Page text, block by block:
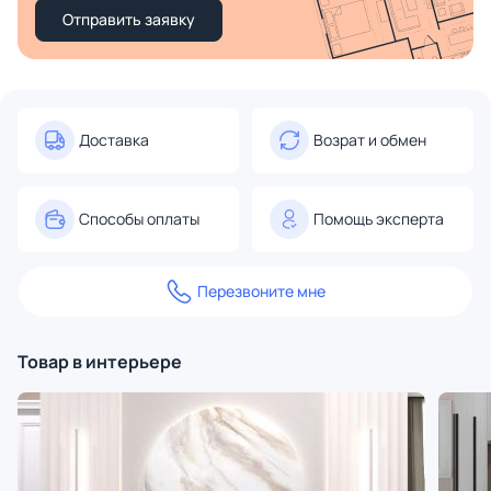
Отправить заявку
Доставка Возрат и обмен
Способы оплаты Помощь эксперта
Перезвоните мне
Товар в интерьере